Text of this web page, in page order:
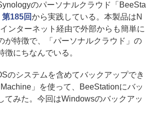
のパーソナルクラウド「BeeSta
第185回から実践している。本製品はN
ンターネット経由で外部からも簡単に
が特徴で、「パーソナルクラウド」の
徴にちなんでいる。
のシステムを含めてバックアップでき
」を使って、BeeStationにバッ
てみた。今回はWindowsのバックアッ